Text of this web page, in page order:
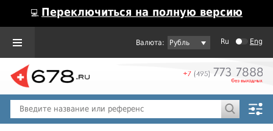
💻 Переключиться на полную версию
Рубль Ru Eng